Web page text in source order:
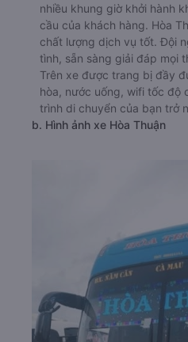
nhiều khung giờ khởi hành
cầu của khách hàng. Hòa
chất lượng dịch vụ tốt. Đội
tình, sẵn sàng giải đáp mọi
Trên xe được trang bị đầy
hòa, nước uống, wifi tốc độ
trình di chuyển của bạn trở
b. Hình ảnh xe Hòa Thuận